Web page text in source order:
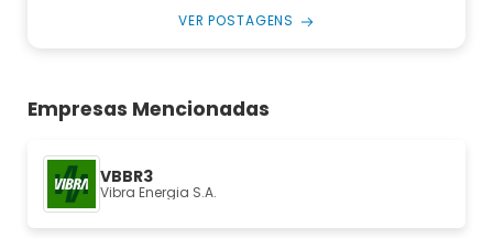
VER POSTAGENS
Empresas Mencionadas
VBBR3
Vibra Energia S.A.